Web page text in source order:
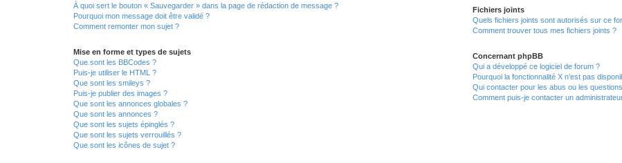
À quoi sert le bouton « Sauvegarder » dans la page de rédaction de message ?
Pourquoi mon message doit être validé ?
Comment remonter mon sujet ?
Mise en forme et types de sujets
Que sont les BBCodes ?
Puis-je utiliser le HTML ?
Que sont les smileys ?
Puis-je publier des images ?
Que sont les annonces globales ?
Que sont les annonces ?
Que sont les sujets épinglés ?
Que sont les sujets verrouillés ?
Que sont les icônes de sujet ?
Fichiers joints
Quels fichiers joints sont autorisés sur ce
Comment trouver tous mes fichiers joints ?
Concernant phpBB
Qui a développé ce logiciel de forum ?
Pourquoi la fonctionnalité X n’est pas
Qui contacter pour les abus ou les
Comment puis-je contacter un